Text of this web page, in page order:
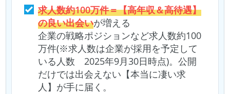
求人数約100万件＝【高年収＆高待遇】
の良い出会いが増える
企業の戦略ポジションなど求人数約100
万件(※求人数は企業が採用を予定して
いる人数 2025年9月30日時点)。公開
だけでは出会えない【本当に凄い求
人】が手に届く。